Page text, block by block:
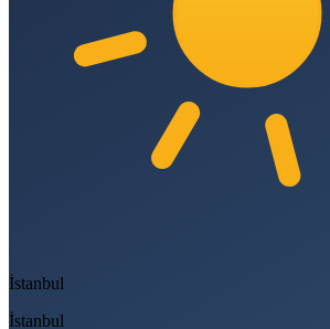
İstanbul
İstanbul